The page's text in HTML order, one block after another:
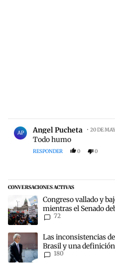
Comentario de Angel
AP Angel Pucheta 20 DE
Todo humo
RESPONDER 0 0
CONVERSACIONES ACTIVAS
Este listado muestra los
Un artículo de tendencia con el
Congreso vallado y
mientras el Senado
Privada
72
Un artículo de tendencia con el
Las inconsistencias
Brasil y una
concepto antiguo"
180